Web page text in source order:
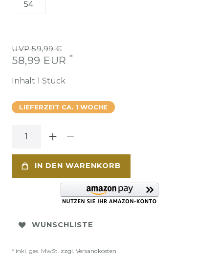
54
UVP 59,99 €
58,99 EUR *
Inhalt 1 Stück
LIEFERZEIT CA. 1 WOCHE
IN DEN WARENKORB
WUNSCHLISTE
* inkl. ges. MwSt. zzgl. Versandkosten